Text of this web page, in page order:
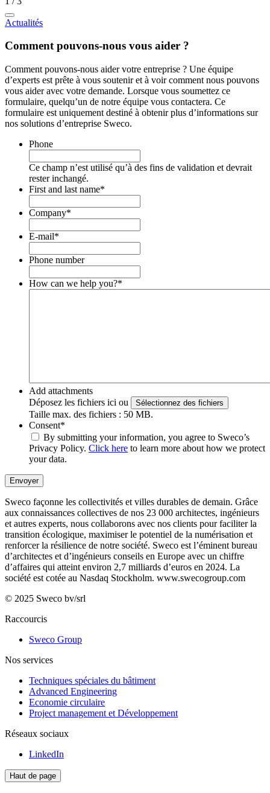
Actualités
Comment pouvons-nous vous aider ?
Comment pouvons-nous aider votre entreprise ? Une équipe
d’experts est prête à vous soutenir et à voir comment nous pouvons
vous aider avec votre demande. Lorsque vous soumettez ce
formulaire, quelqu’un de notre équipe vous contactera. Ce
formulaire est uniquement destiné à obtenir plus d’informations sur
nos solutions d’entreprise Sweco.
Phone
Ce champ n’est utilisé qu’à des fins de validation et devrait
rester inchangé.
First and last name*
Company*
E-mail*
Phone number
How can we help you?*
Add attachments
Déposez les fichiers ici ou
Sélectionnez des fichiers
Taille max. des fichiers : 50 MB.
Consent*
By submitting your information, you agree to Sweco’s
Privacy Policy. Click here to learn more about how we protect
your data.
Envoyer
Sweco façonne les collectivités et villes durables de demain. Grâce
aux connaissances collectives de nos 23 000 architectes, ingénieurs
et autres experts, nous collaborons avec nos clients pour faciliter la
transition écologique, maximiser le potentiel de la numérisation et
renforcer la résilience de notre société. Sweco est l’éminent bureau
d’architectes et d’ingénieurs conseils en Europe avec un chiffre
d’affaires qui atteint environ 2,7 milliards d’euros en 2024. La
société est cotée au Nasdaq Stockholm. www.swecogroup.com
© 2025 Sweco bv/srl
Raccourcis
Sweco Group
Nos services
Techniques spéciales du bâtiment
Advanced Engineering
Economie circulaire
Project management et Développement
Réseaux sociaux
LinkedIn
Haut de page